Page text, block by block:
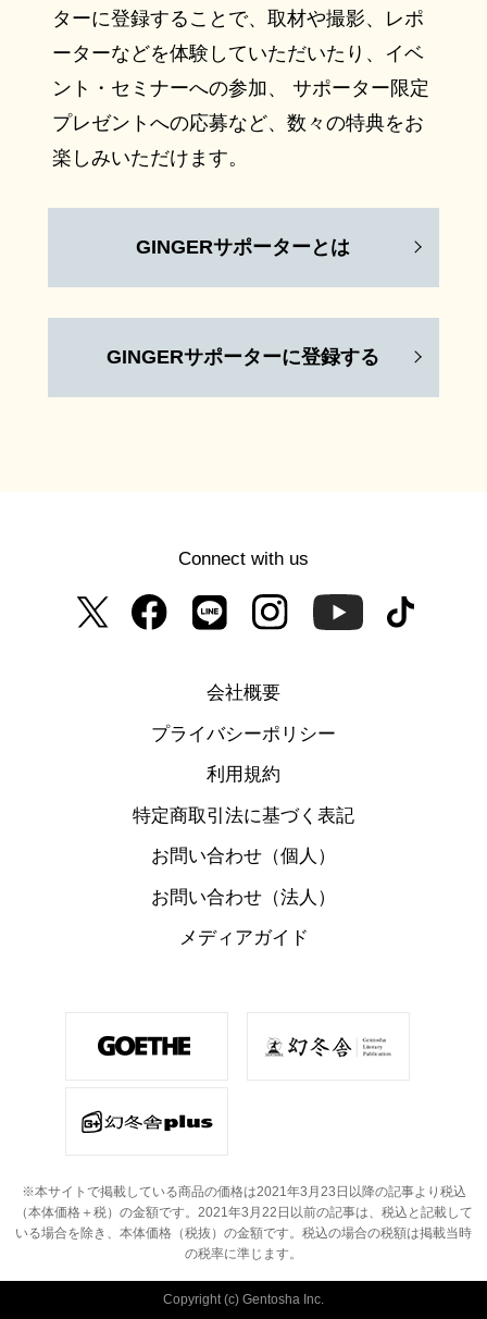
ターに登録することで、取材や撮影、レポ
ーターなどを体験していただいたり、イベ
ント・セミナーへの参加、 サポーター限定
プレゼントへの応募など、数々の特典をお
楽しみいただけます。
GINGERサポーターとは
GINGERサポーターに登録する
Connect with us
会社概要
プライバシーポリシー
利用規約
特定商取引法に基づく表記
お問い合わせ（個人）
お問い合わせ（法人）
メディアガイド
※本サイトで掲載している商品の価格は2021年3月23日以降の記事より税込
（本体価格＋税）の金額です。 2021年3月22日以前の記事は、税込と記載して
いる場合を除き、本体価格（税抜）の金額です。 税込の場合の税額は掲載当時
の税率に準じます。
Copyright (c) Gentosha Inc.